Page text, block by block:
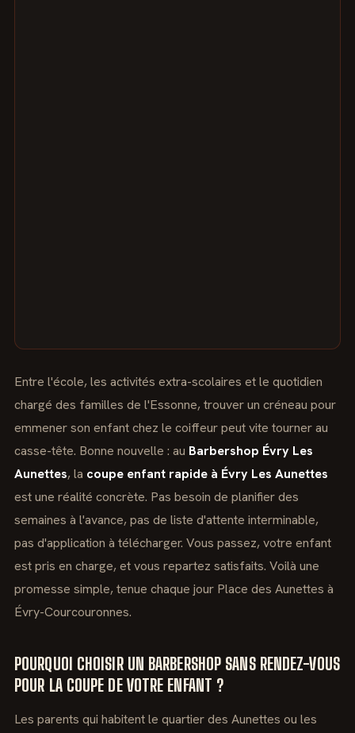
Entre l'école, les activités extra-scolaires et le quotidien
chargé des familles de l'Essonne, trouver un créneau pour
emmener son enfant chez le coiffeur peut vite tourner au
casse-tête. Bonne nouvelle : au Barbershop Évry Les
Aunettes, la coupe enfant rapide à Évry Les Aunettes
est une réalité concrète. Pas besoin de planifier des
semaines à l'avance, pas de liste d'attente interminable,
pas d'application à télécharger. Vous passez, votre enfant
est pris en charge, et vous repartez satisfaits. Voilà une
promesse simple, tenue chaque jour Place des Aunettes à
Évry-Courcouronnes.
POURQUOI CHOISIR UN BARBERSHOP SANS RENDEZ-VOUS
POUR LA COUPE DE VOTRE ENFANT ?
Les parents qui habitent le quartier des Aunettes ou les